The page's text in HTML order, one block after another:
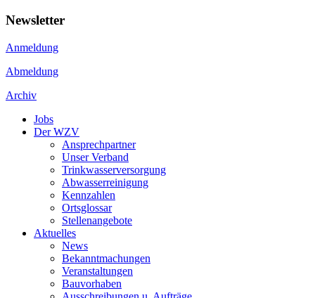
Newsletter
Anmeldung
Abmeldung
Archiv
Jobs
Der WZV
Ansprechpartner
Unser Verband
Trinkwasser­versorgung
Abwasserreinigung
Kennzahlen
Ortsglossar
Stellenangebote
Aktuelles
News
Bekanntmachungen
Veranstaltungen
Bauvorhaben